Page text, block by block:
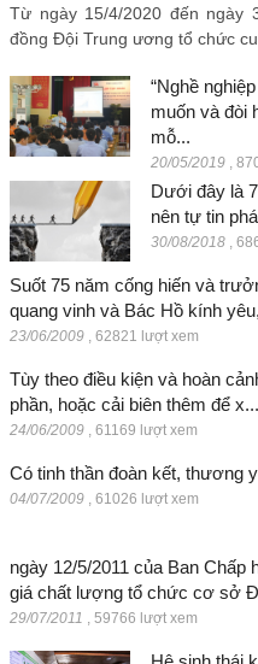
Từ ngày 15/4/2020 đến ngày
đồng Đội Trung ương tổ chức
“Nghề
muốn và đòi
mỗ...
20/05/2019
Dưới đây là
nên tự tin
30/08/2018
Suốt 75 năm cống hiến và
quang vinh và Bác Hồ kính
23/06/2009 62821 lượt xem
Tùy theo điều kiện và hoàn
phần, hoặc cải biên thêm để x...
24/06/2009 61169 lượt xem
Có tinh thần đoàn kết, thương
04/07/2009 61026 lượt xem
ngày 12/5/2011 của Ban
giá chất lượng tổ chức cơ sở
29/07/2011 59766 lượt xem